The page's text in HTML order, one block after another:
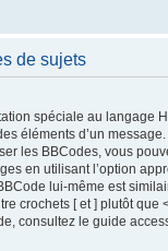
de sujets
spéciale au langage
éléments d’un
les BBCodes, vous
en utilisant l’option
lui-même est
crochets [ et ] plutôt que
consultez le guide